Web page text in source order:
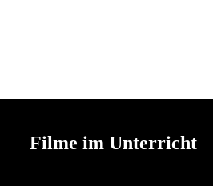
Filme im Unterricht